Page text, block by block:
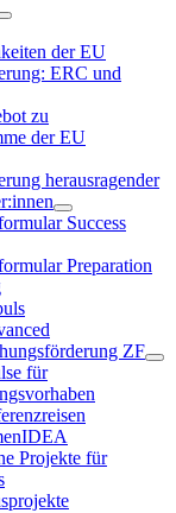
der EU
ERC und
zu
der EU
herausragender
Success
Preparation
ZF
für
Projekte für